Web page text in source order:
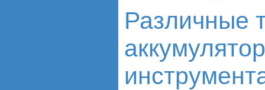
Различные